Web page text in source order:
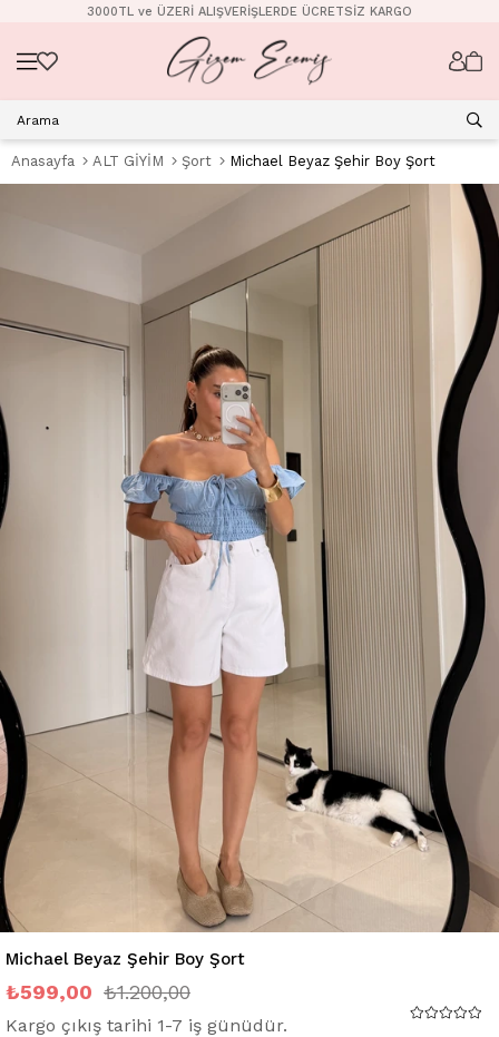
3000TL ve ÜZERİ ALIŞVERİŞLERDE ÜCRETSİZ KARGO
Anasayfa ALT GİYİM Şort Michael Beyaz Şehir Boy Şort
Michael Beyaz Şehir Boy Şort
₺1.200,00
₺599,00
Kargo çıkış tarihi 1-7 iş günüdür.